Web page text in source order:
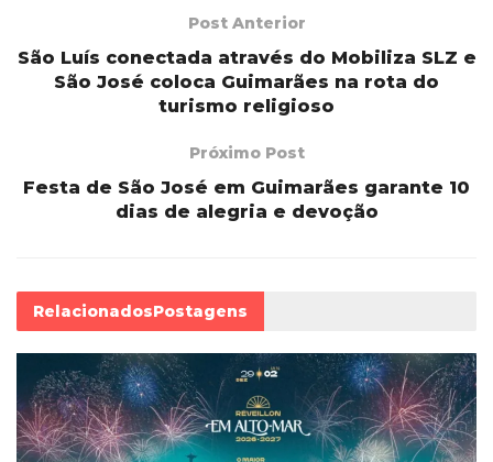
Post Anterior
São Luís conectada através do Mobiliza SLZ e
São José coloca Guimarães na rota do
turismo religioso
Próximo Post
Festa de São José em Guimarães garante 10
dias de alegria e devoção
RelacionadosPostagens